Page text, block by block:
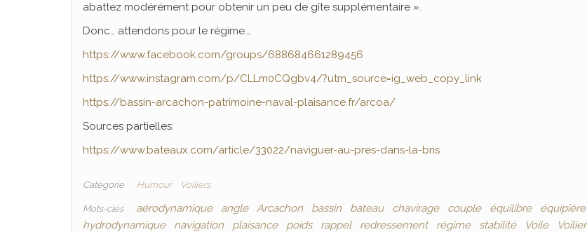
abattez modérément pour obtenir un peu de gîte supplémentaire ».
Donc… attendons pour le régime….
https://www.facebook.com/groups/688684661289456
https://www.instagram.com/p/CLLm0CQgbv4/?utm_source=ig_web_copy_link
https://bassin-arcachon-patrimoine-naval-plaisance.fr/arcoa/
Sources partielles:
https://www.bateaux.com/article/33022/naviguer-au-pres-dans-la-bris
Catégorie Humour Voiliers
Mots-clés aérodynamique angle Arcachon bassin bateau chavirage couple équilibre équipière
hydrodynamique
navigation plaisance poids rappel redressement régime stabilité Voile Voilier